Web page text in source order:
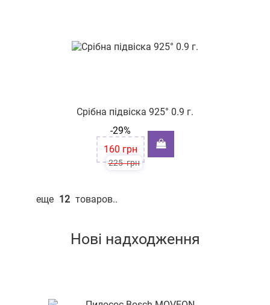
Срібна підвіска 925° 0.9 г.
225грн
-29%
160 грн
еще 12 товаров..
Нові надходження